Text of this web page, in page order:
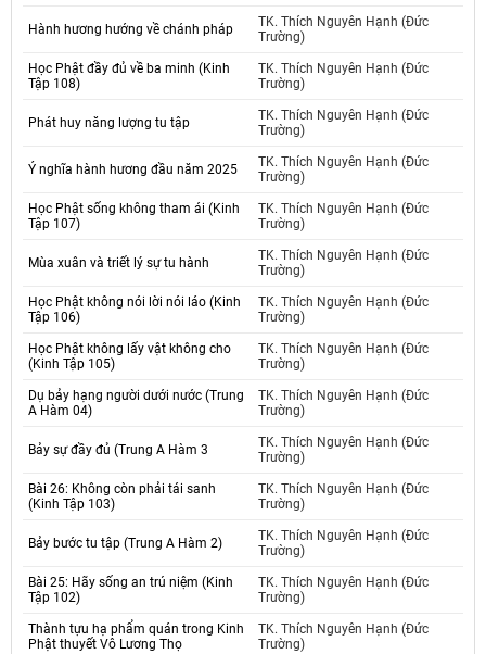
Hành hương hướng về chánh pháp
TK. Thích Nguyên Hạnh (Đức
Trường)
Học Phật đầy đủ về ba minh (Kinh
Tập 108)
TK. Thích Nguyên Hạnh (Đức
Trường)
Phát huy năng lượng tu tập
TK. Thích Nguyên Hạnh (Đức
Trường)
Ý nghĩa hành hương đầu năm 2025
TK. Thích Nguyên Hạnh (Đức
Trường)
Học Phật sống không tham ái (Kinh
Tập 107)
TK. Thích Nguyên Hạnh (Đức
Trường)
Mùa xuân và triết lý sự tu hành
TK. Thích Nguyên Hạnh (Đức
Trường)
Học Phật không nói lời nói láo (Kinh
Tập 106)
TK. Thích Nguyên Hạnh (Đức
Trường)
Học Phật không lấy vật không cho
(Kinh Tập 105)
TK. Thích Nguyên Hạnh (Đức
Trường)
Dụ bảy hạng người dưới nước (Trung
A Hàm 04)
TK. Thích Nguyên Hạnh (Đức
Trường)
Bảy sự đầy đủ (Trung A Hàm 3
TK. Thích Nguyên Hạnh (Đức
Trường)
Bài 26: Không còn phải tái sanh
(Kinh Tập 103)
TK. Thích Nguyên Hạnh (Đức
Trường)
Bảy bước tu tập (Trung A Hàm 2)
TK. Thích Nguyên Hạnh (Đức
Trường)
Bài 25: Hãy sống an trú niệm (Kinh
Tập 102)
TK. Thích Nguyên Hạnh (Đức
Trường)
Thành tựu hạ phẩm quán trong Kinh
Phật thuyết Vô Lương Thọ
TK. Thích Nguyên Hạnh (Đức
Trường)